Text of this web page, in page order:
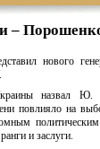
–
нового
назвал Ю.
повлияло на
и заслуги.